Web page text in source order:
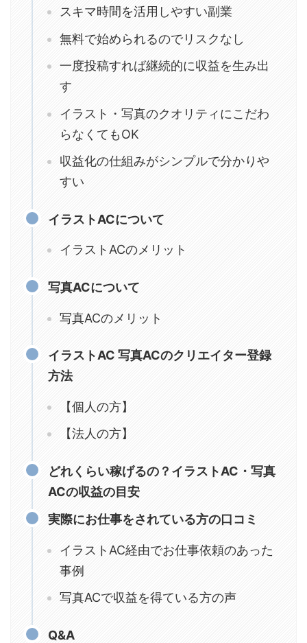
スキマ時間を活用しやすい副業
無料で始められるのでリスクなし
一度投稿すれば継続的に収益を生み出
す
イラスト・写真のクオリティにこだわ
らなくてもOK
収益化の仕組みがシンプルで分かりや
すい
イラストACについて
イラストACのメリット
写真ACについて
写真ACのメリット
イラストAC 写真ACのクリエイター登録
方法
【個人の方】
【法人の方】
どれくらい稼げるの？イラストAC・写真
ACの収益の目安
実際にお仕事をされている方の口コミ
イラストAC経由でお仕事依頼のあった
事例
写真ACで収益を得ている方の声
Q&A